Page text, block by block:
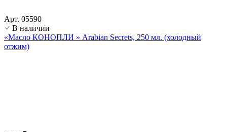
Арт. 05590
В наличии
«Масло КОНОПЛИ » Arabian Secrets, 250 мл. (холодный
отжим)